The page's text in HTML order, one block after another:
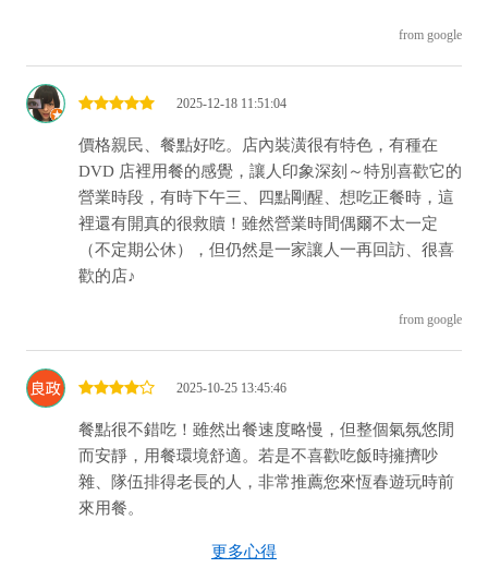
from google
2025-12-18 11:51:04
價格親民、餐點好吃。店內裝潢很有特色，有種在
DVD 店裡用餐的感覺，讓人印象深刻～特別喜歡它的
營業時段，有時下午三、四點剛醒、想吃正餐時，這
裡還有開真的很救贖！雖然營業時間偶爾不太一定
（不定期公休），但仍然是一家讓人一再回訪、很喜
歡的店♪
from google
2025-10-25 13:45:46
餐點很不錯吃！雖然出餐速度略慢，但整個氣氛悠閒
而安靜，用餐環境舒適。若是不喜歡吃飯時擁擠吵
雜、隊伍排得老長的人，非常推薦您來恆春遊玩時前
來用餐。
更多心得